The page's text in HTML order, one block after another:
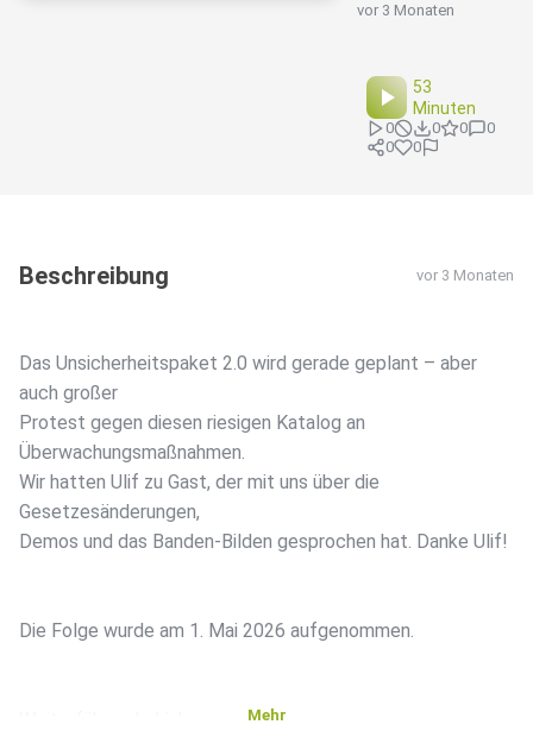
vor 3 Monaten
53
Minuten
0 0 0
0
0
0
Beschreibung vor 3 Monaten
Das Unsicherheitspaket 2.0 wird gerade geplant – aber
auch großer
Protest gegen diesen riesigen Katalog an
Überwachungsmaßnahmen.
Wir hatten Ulif zu Gast, der mit uns über die
Gesetzesänderungen,
Demos und das Banden-Bilden gesprochen hat. Danke Ulif!
Die Folge wurde am 1. Mai 2026 aufgenommen.
Mehr